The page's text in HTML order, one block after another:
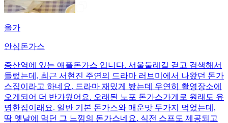
올가
안심돈가스
증산역에 있는 애플돈가스 입니다. 서울둘레길 걷고 검색해서
들렀는데, 최근 서현진 주연의 드라마 러브미에서 나왔던 돈가
스집이라고 하네요. 드라마 재밌게 봤는데 우연히 촬영장소에
오게되어 더 반가웠어요. 오래된 노포 돈가스가게로 원래도 유
명한집이래요. 일반 기본 돈가스와 매운맛 두가지 먹었는데,
딱 옛날에 먹던 그 느낌의 돈가스네요. 식전 스프도 제공되고